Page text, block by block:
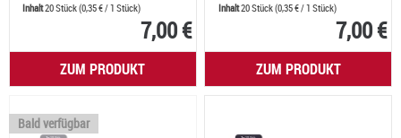
Inhalt20 Stück(0,35 €/ 1 Stück)
7,00 €
ZUM PRODUKT
Inhalt20 Stück(0,35 €/ 1 Stück)
7,00 €
ZUM PRODUKT
Bald verfügbar